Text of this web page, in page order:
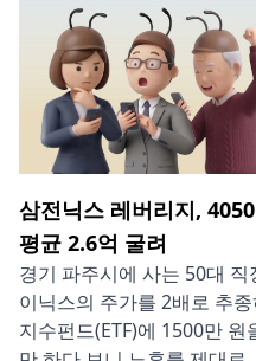
삼전닉스 레버리지,
평균 2.6억 굴려
경기 파주시에 사는 50대
이닉스의 주가를 2배로 추
지수펀드(ETF)에 1500만